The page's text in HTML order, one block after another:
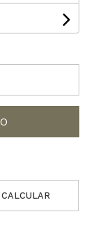
CALCULAR